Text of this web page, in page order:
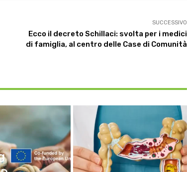
SUCCESSIVO
Ecco il decreto Schillaci: svolta per i medici
di famiglia, al centro delle Case di Comunità